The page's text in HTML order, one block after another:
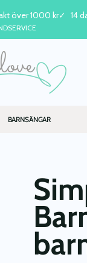
över 1000 kr 14
BARNSÄNGAR